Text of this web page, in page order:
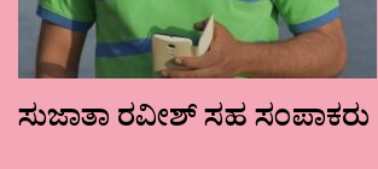
ಸುಜಾತಾ ರವೀಶ್ ಸಹ ಸಂಪಾಕರು